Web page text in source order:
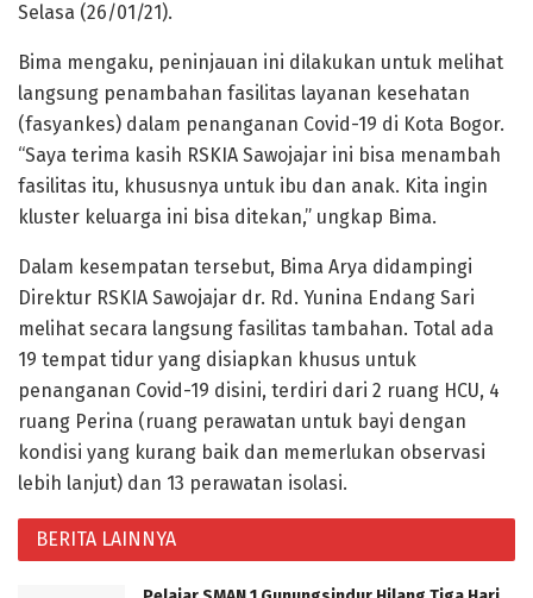
Selasa (26/01/21).
Bima mengaku, peninjauan ini dilakukan untuk melihat
langsung penambahan fasilitas layanan kesehatan
(fasyankes) dalam penanganan Covid-19 di Kota Bogor.
“Saya terima kasih RSKIA Sawojajar ini bisa menambah
fasilitas itu, khususnya untuk ibu dan anak. Kita ingin
kluster keluarga ini bisa ditekan,” ungkap Bima.
Dalam kesempatan tersebut, Bima Arya didampingi
Direktur RSKIA Sawojajar dr. Rd. Yunina Endang Sari
melihat secara langsung fasilitas tambahan. Total ada
19 tempat tidur yang disiapkan khusus untuk
penanganan Covid-19 disini, terdiri dari 2 ruang HCU, 4
ruang Perina (ruang perawatan untuk bayi dengan
kondisi yang kurang baik dan memerlukan observasi
lebih lanjut) dan 13 perawatan isolasi.
BERITA LAINNYA